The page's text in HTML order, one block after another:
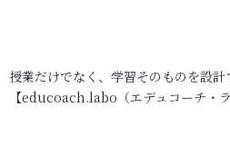
授業だけでなく、学習そのものを設
【educoach.labo（エデュコーチ・